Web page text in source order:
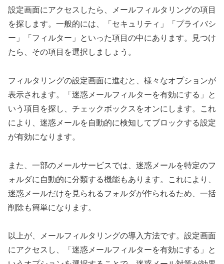
設定画面にアクセスしたら、メールフィルタリングの項目
を探します。一般的には、「セキュリティ」「プライバシ
ー」「フィルター」といった項目の中にあります。見つけ
たら、その項目を選択しましょう。
フィルタリングの設定画面に進むと、様々なオプションが
表示されます。「迷惑メールフィルターを有効にする」と
いう項目を探し、チェックボックスをオンにします。これ
により、迷惑メールを自動的に検知してブロックする設定
が有効になります。
また、一部のメールサービスでは、迷惑メールを特定のフ
ォルダに自動的に分類する機能もあります。これにより、
迷惑メールだけを見られるフォルダが作られるため、一括
削除も簡単になります。
以上が、メールフィルタリングの導入方法です。設定画面
にアクセスし、「迷惑メールフィルターを有効にする」と